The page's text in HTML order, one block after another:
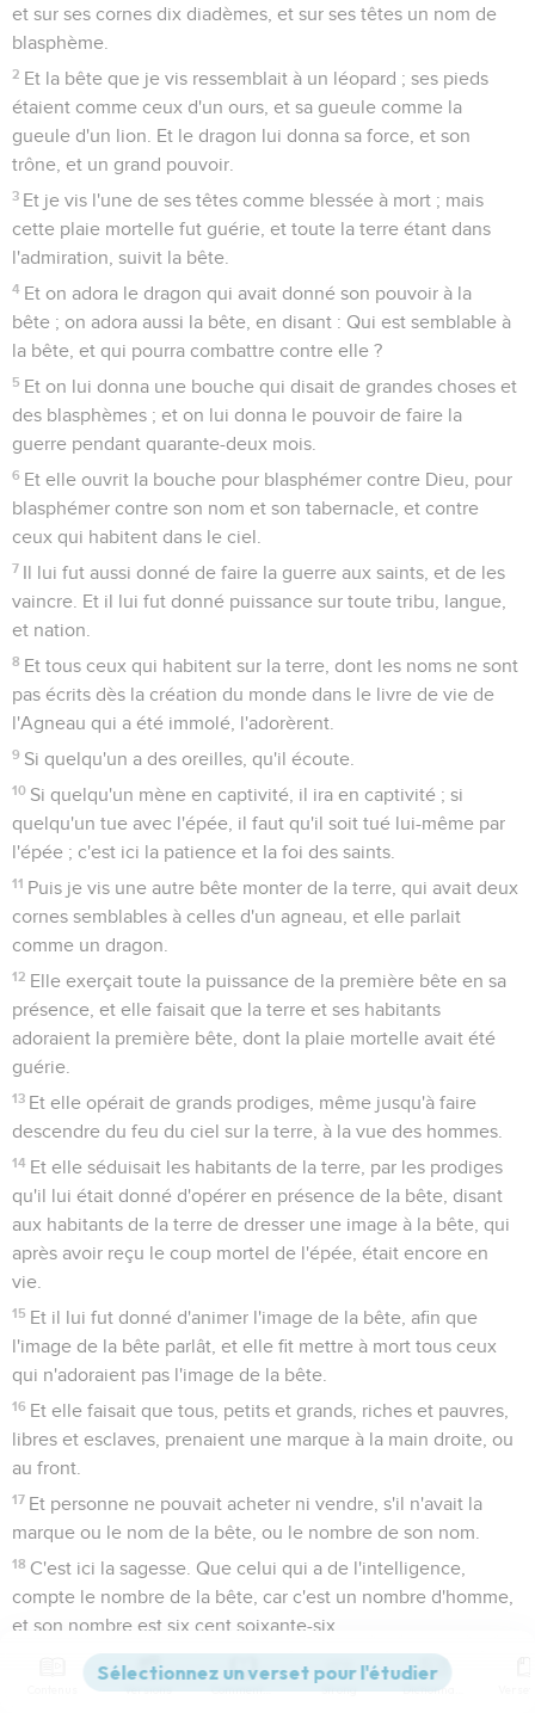
et sur ses cornes dix diadèmes, et sur ses têtes un nom de
blasphème.
2 Et la bête que je vis ressemblait à un léopard ; ses pieds
étaient comme ceux d'un ours, et sa gueule comme la
gueule d'un lion. Et le dragon lui donna sa force, et son
trône, et un grand pouvoir.
3 Et je vis l'une de ses têtes comme blessée à mort ; mais
cette plaie mortelle fut guérie, et toute la terre étant dans
l'admiration, suivit la bête.
4 Et on adora le dragon qui avait donné son pouvoir à la
bête ; on adora aussi la bête, en disant : Qui est semblable à
la bête, et qui pourra combattre contre elle ?
5 Et on lui donna une bouche qui disait de grandes choses et
des blasphèmes ; et on lui donna le pouvoir de faire la
guerre pendant quarante-deux mois.
6 Et elle ouvrit la bouche pour blasphémer contre Dieu, pour
blasphémer contre son nom et son tabernacle, et contre
ceux qui habitent dans le ciel.
7 Il lui fut aussi donné de faire la guerre aux saints, et de les
vaincre. Et il lui fut donné puissance sur toute tribu, langue,
et nation.
8 Et tous ceux qui habitent sur la terre, dont les noms ne sont
pas écrits dès la création du monde dans le livre de vie de
l'Agneau qui a été immolé, l'adorèrent.
9 Si quelqu'un a des oreilles, qu'il écoute.
10 Si quelqu'un mène en captivité, il ira en captivité ; si
quelqu'un tue avec l'épée, il faut qu'il soit tué lui-même par
l'épée ; c'est ici la patience et la foi des saints.
11 Puis je vis une autre bête monter de la terre, qui avait deux
cornes semblables à celles d'un agneau, et elle parlait
comme un dragon.
12 Elle exerçait toute la puissance de la première bête en sa
présence, et elle faisait que la terre et ses habitants
adoraient la première bête, dont la plaie mortelle avait été
guérie.
13 Et elle opérait de grands prodiges, même jusqu'à faire
descendre du feu du ciel sur la terre, à la vue des hommes.
14 Et elle séduisait les habitants de la terre, par les prodiges
qu'il lui était donné d'opérer en présence de la bête, disant
aux habitants de la terre de dresser une image à la bête, qui
après avoir reçu le coup mortel de l'épée, était encore en
vie.
15 Et il lui fut donné d'animer l'image de la bête, afin que
l'image de la bête parlât, et elle fit mettre à mort tous ceux
qui n'adoraient pas l'image de la bête.
16 Et elle faisait que tous, petits et grands, riches et pauvres,
libres et esclaves, prenaient une marque à la main droite, ou
au front.
17 Et personne ne pouvait acheter ni vendre, s'il n'avait la
marque ou le nom de la bête, ou le nombre de son nom.
18 C'est ici la sagesse. Que celui qui a de l'intelligence,
compte le nombre de la bête, car c'est un nombre d'homme,
et son nombre est six cent soixante-six.
Apocalypse 14
Versions Commentaires Strong